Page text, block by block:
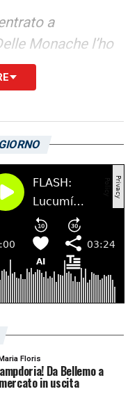
a
Monache l’ho
2005 che
Spero che
TOP NEWS
Floris
Da Bellemo a
in uscita